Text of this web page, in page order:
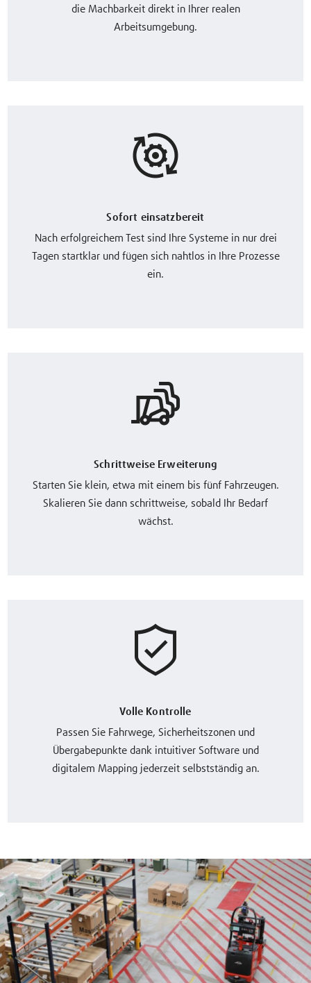
die Machbarkeit direkt in Ihrer realen
Arbeitsumgebung.
Sofort einsatzbereit
Nach erfolgreichem Test sind Ihre Systeme in nur drei
Tagen startklar und fügen sich nahtlos in Ihre Prozesse
ein.
Schrittweise Erweiterung
Starten Sie klein, etwa mit einem bis fünf Fahrzeugen.
Skalieren Sie dann schrittweise, sobald Ihr Bedarf
wächst.
Volle Kontrolle
Passen Sie Fahrwege, Sicherheitszonen und
Übergabepunkte dank intuitiver Software und
digitalem Mapping jederzeit selbstständig an.